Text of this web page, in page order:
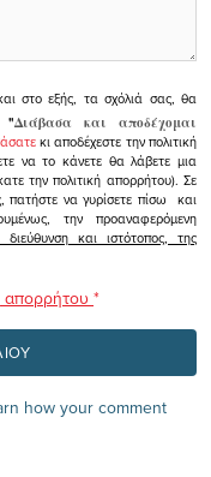
στο εξής, τα σχόλιά σας, θα
"Διάβασα και αποδέχομαι
κι αποδέχεστε την πολιτική
να το κάνετε θα λάβετε μια
την πολιτική απορρήτου). Σε
πατήστε να γυρίσετε πίσω και
την προαναφερόμενη
και ιστότοπος, της
απορρήτου *
how your comment